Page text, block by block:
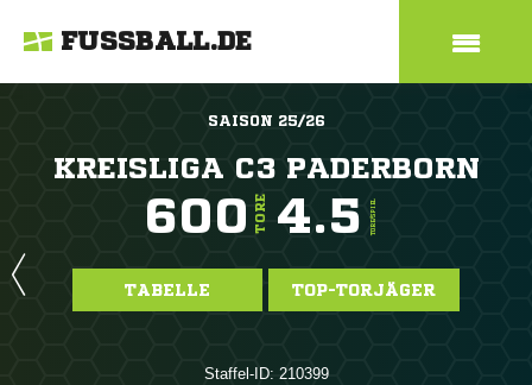
FUSSBALL.DE
SAISON 25/26
KREISLIGA C3 PADERBORN
600 TORE 4.5 TORE/SPIEL
TABELLE TOP-TORJÄGER
Staffel-ID: 210399